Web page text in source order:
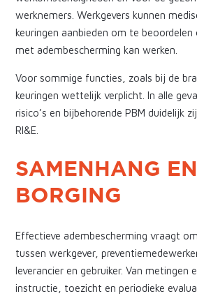
werknemers. Werkgevers kunnen
keuringen aanbieden om te beoordelen
met adembescherming kan werken.
Voor sommige functies, zoals bij de
keuringen wettelijk verplicht. In alle
risico’s en bijbehorende PBM duidelijk
RI&E.
SAMENHANG EN
BORGING
Effectieve adembescherming vraagt
tussen werkgever,
leverancier en gebruiker. Van metingen
instructie, toezicht en periodieke